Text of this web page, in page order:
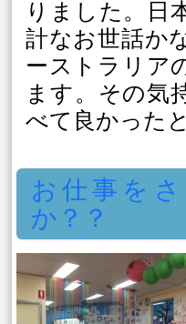
りました。日
計なお世話か
ーストラリア
ます。その気
べて良かった
お仕事を
か？？